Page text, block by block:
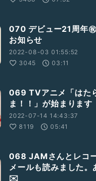
070 デビュー21周年
お知らせ
2022-08-03 01:55:52
3045
03:11
069 TVアニメ「はた
ま！！」が始まります
2022-07-14 14:43:37
8119
05:41
068 JAMさんとレコ
メールも読みました。
✉️